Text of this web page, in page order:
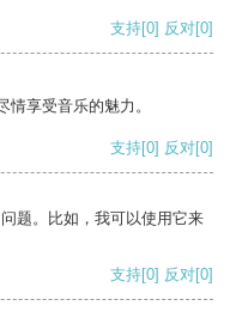
支持[0] 反对[0]
享受音乐的魅力。
支持[0] 反对[0]
题。比如，我可以使用它来
支持[0] 反对[0]